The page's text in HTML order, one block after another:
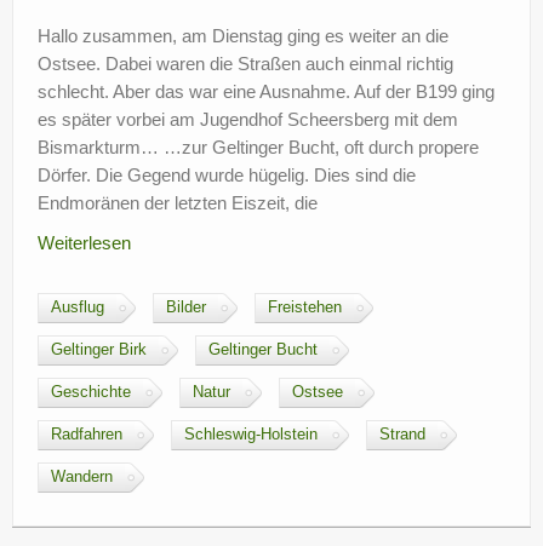
Hallo zusammen, am Dienstag ging es weiter an die
Ostsee. Dabei waren die Straßen auch einmal richtig
schlecht. Aber das war eine Ausnahme. Auf der B199 ging
es später vorbei am Jugendhof Scheersberg mit dem
Bismarkturm… …zur Geltinger Bucht, oft durch propere
Dörfer. Die Gegend wurde hügelig. Dies sind die
Endmoränen der letzten Eiszeit, die
Weiterlesen
Ausflug Bilder Freistehen
Geltinger Birk Geltinger Bucht
Geschichte Natur Ostsee
Radfahren Schleswig-Holstein Strand
Wandern